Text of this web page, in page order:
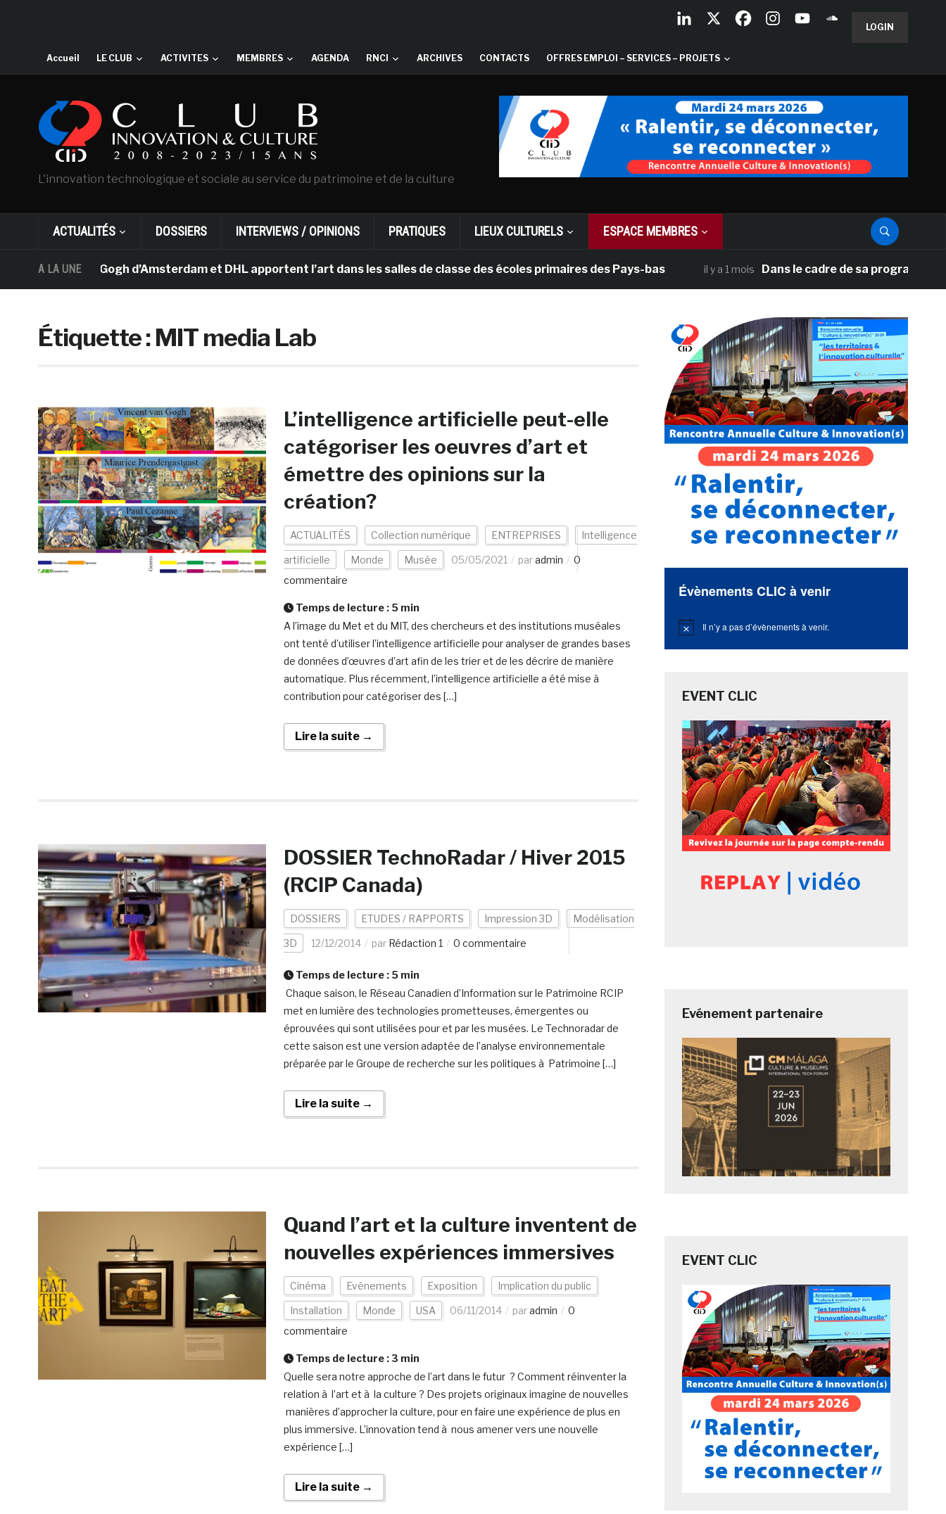
LOGIN
Accueil LE CLUB ACTIVITES MEMBRES AGENDA RNCI ARCHIVES CONTACTS OFFRES EMPLOI – SERVICES – PROJETS
L'innovation technologique et sociale au service du patrimoine et de la culture
ACTUALITÉS DOSSIERS INTERVIEWS / OPINIONS PRATIQUES LIEUX CULTURELS ESPACE MEMBRES
A LA UNE
Van Gogh d’Amsterdam et DHL apportent l’art dans les salles de classe des écoles primaires des Pays-bas il y a 1 mois Dans le cadre de sa programmation
Étiquette :MIT media Lab
L’intelligence artificielle peut-elle
catégoriser les oeuvres d’art et
émettre des opinions sur la
création?
ACTUALITÉS Collection numérique ENTREPRISES Intelligence
artificielle Monde Musée 05/05/2021 paradmin
0
commentaire
Temps de lecture : 5 min
A l’image du Met et du MIT, des chercheurs et des institutions muséales
ont tenté d’utiliser l’intelligence artificielle pour analyser de grandes bases
de données d’œuvres d’art afin de les trier et de les décrire de manière
automatique. Plus récemment, l’intelligence artificielle a été mise à
contribution pour catégoriser des […]
Lire la suite →
DOSSIER TechnoRadar / Hiver 2015
(RCIP Canada)
DOSSIERS ETUDES / RAPPORTS Impression 3D Modélisation
3D 12/12/2014 par Rédaction 1 0 commentaire
Temps de lecture : 5 min
Chaque saison, le Réseau Canadien d’Information sur le Patrimoine RCIP
met en lumière des technologies prometteuses, émergentes ou
éprouvées qui sont utilisées pour et par les musées. Le Technoradar de
cette saison est une version adaptée de l’analyse environnementale
préparée par le Groupe de recherche sur les politiques à Patrimoine […]
Lire la suite →
Quand l’art et la culture inventent de
nouvelles expériences immersives
Cinéma Evénements Exposition Implication du public
Installation Monde USA 06/11/2014 paradmin
0
commentaire
Temps de lecture : 3 min
Quelle sera notre approche de l’art dans le futur ? Comment réinventer la
relation à l’art et à la culture ? Des projets originaux imagine de nouvelles
manières d’approcher la culture, pour en faire une expérience de plus en
plus immersive. L’innovation tend à nous amener vers une nouvelle
expérience […]
Lire la suite →
Évènements CLIC à venir
Notice Il n’y a pas d’évènements à venir.
EVENT CLIC
Evénement partenaire
EVENT CLIC